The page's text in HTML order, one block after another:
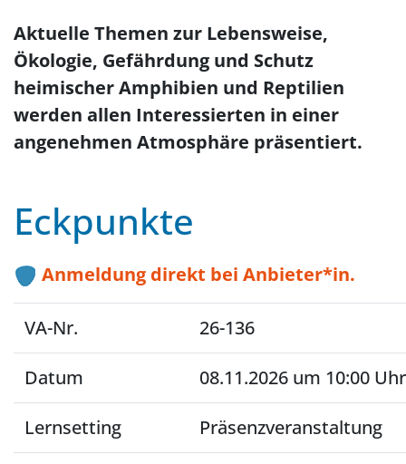
Aktuelle Themen zur Lebensweise,
Ökologie, Gefährdung und Schutz
heimischer Amphibien und Reptilien
werden allen Interessierten in einer
angenehmen Atmosphäre präsentiert.
Eckpunkte
Anmeldung direkt bei Anbieter*in.
VA-Nr. 26-136
Datum 08.11.2026 um 10:00
Lernsetting Präsenzveranstaltung